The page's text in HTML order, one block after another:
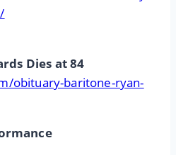
Dies at 84
obituary-baritone-ryan-